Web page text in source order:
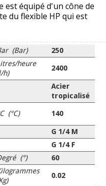
est équipé d'un cône de
du flexible HP qui est
(Bar) 250
heure
h)
2400
Acier
tropicalisé
(°C) 140
G 1/4 M
G 1/4 F
(°) 60
0.02